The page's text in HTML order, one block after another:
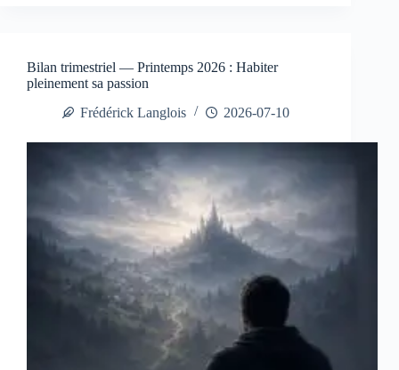
Bilan trimestriel — Printemps 2026 : Habiter
pleinement sa passion
Frédérick Langlois
2026-07-10